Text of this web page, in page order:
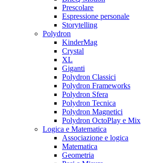
Prescolare
Espressione personale
Storytelling
Polydron
KinderMag
Crystal
XL
Giganti
Polydron Classici
Polydron Frameworks
Polydron Sfera
Polydron Tecnica
Polydron Magnetici
Polydron OctoPlay e Mix
Logica e Matematica
Associazione e logica
Matematica
Geometria